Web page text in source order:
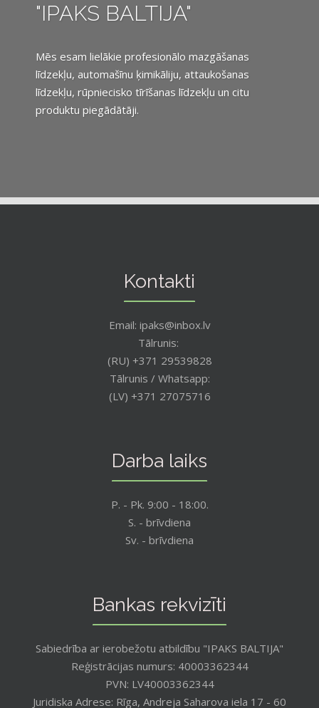
"IPAKS BALTIJA"
Mēs esam lielākie profesionālo mazgāšanas
līdzekļu, automašīnu ķimikāliju, attaukošanas
līdzekļu, rūpniecisko tīrīšanas līdzekļu un citu
produktu piegādātāji.
Kontakti
Email: ipaks@inbox.lv
Tālrunis:
(RU) +371 29539828
Tālrunis / Whatsapp:
(LV) +371 27075716
Darba laiks
P. - Pk. 9:00 - 18:00.
S. - brīvdiena
Sv. - brīvdiena
Bankas rekvizīti
Sabiedrība ar ierobežotu atbildību "IPAKS BALTIJA"
Reģistrācijas numurs: 40003362344
PVN: LV40003362344
Juridiska Adrese: Rīga, Andreja Saharova iela 17 - 60